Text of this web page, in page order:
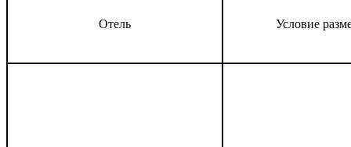
Отель Условие